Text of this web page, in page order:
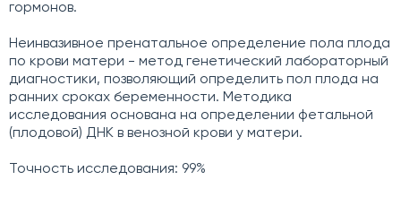
гормонов.
Неинвазивное пренатальное определение пола плода
по крови матери - метод генетический лабораторный
диагностики, позволяющий определить пол плода на
ранних сроках беременности. Методика
исследования основана на определении фетальной
(плодовой) ДНК в венозной крови у матери.
Точность исследования: 99%